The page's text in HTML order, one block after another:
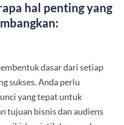
hal penting yang
dasar dari setiap
sukses. Anda perlu
yang tepat untuk
tujuan bisnis dan audiens